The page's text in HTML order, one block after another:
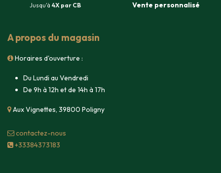
Jusqu'à 4X par CB
Vente personnalisé
A propos du magasin
Horaires d'ouverture :
Du Lundi au Vendredi
De 9h à 12h et de 14h à 17h
Aux Vignettes, 39800 Poligny
contacte​z-nous
+33384373183